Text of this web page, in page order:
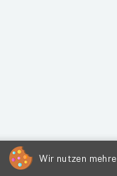
Wir nutzen